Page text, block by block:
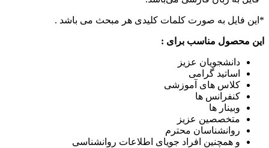
*این فایل به صورت کلمات کلیدی هر مبحث می باشد .
این محصول مناسب برای :
دانشجویان عزیز
اساتید گرامی
کلاس های آموزشی
کنفرانس ها
وبینار ها
متخصصین عزیز
روانشناسان محترم
و همچنین افراد جویای اطلاعات روانشناسی